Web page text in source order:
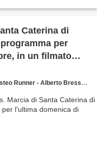
Caterina di
per
in un filmato
Runner - Alberto Bressan)